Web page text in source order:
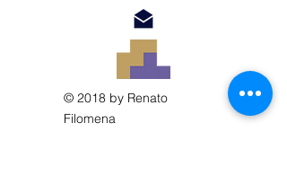
© 2018 by Renato
Filomena